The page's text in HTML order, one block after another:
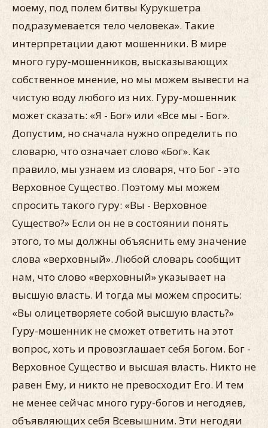
моему, под полем битвы Курукшетра
подразумевается тело человека». Такие
интерпретации дают мошенники. В мире
много гуру-мошенников, высказывающих
собственное мнение, но мы можем вывести на
чистую воду любого из них. Гуру-мошенник
может сказать: «Я - Бог» или «Все мы - Бог».
Допустим, но сначала нужно определить по
словарю, что означает слово «Бог». Как
правило, мы узнаем из словаря, что Бог - это
Верховное Существо. Поэтому мы можем
спросить такого гуру: «Вы - Верховное
Существо?» Если он не в состоянии понять
этого, то мы должны объяснить ему значение
слова «верховный». Любой словарь сообщит
нам, что слово «верховный» указывает на
высшую власть. И тогда мы можем спросить:
«Вы олицетворяете собой высшую власть?»
Гуру-мошенник не сможет ответить на этот
вопрос, хоть и провозглашает себя Богом. Бог -
Верховное Существо и высшая власть. Никто не
равен Ему, и никто не превосходит Его. И тем
не менее сейчас много гуру-богов и негодяев,
объявляющих себя Всевышним. Эти негодяи